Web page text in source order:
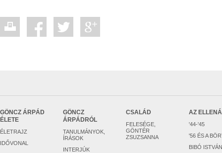
GÖNCZ ÁRPÁD
ÉLETE
ÉLETRAJZ
IDŐVONAL
GÖNCZ
ÁRPÁDRÓL
TANULMÁNYOK,
ÍRÁSOK
INTERJÚK
CSALÁD
FELESÉGE,
GÖNTÉR
ZSUZSANNA
AZ
'44-'45
'56 ÉS A
BIBÓ